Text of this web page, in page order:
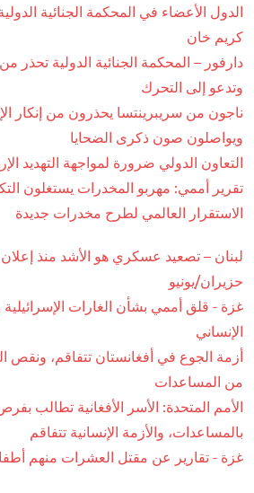
الدول الأعضاء في المحكمة الجنائية
كريم خان
دارفور – المحكمة الجنائية الدولية تحذر
وتدعو إلى التحرك
ناجون من سريبرينتسا يحذرون من إنكار
ويواصلون صون ذكرى الضحايا
التعاون الدولي ضرورة لمواجهة التهديد
تقرير أممي: مهربو المخدرات يستغلون
الاستقرار العالمي لطرح مخدرات جديدة
لبنان – تصعيد عسكري هو الأشد منذ إعلان
حزيران/يونيو
غزة - قلق أممي بشأن الغارات
الإنساني
أزمة الجوع في أفغانستان تتفاقم، ونقص
من المساعدات
الأمم المتحدة: الأسر الأفغانية تطالب
بالمساعدات، والأزمة الإنسانية تتفاقم
غزة - تقارير عن مقتل العشرات منهم